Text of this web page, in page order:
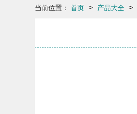
当前位置： 首页 > 产品大全 >